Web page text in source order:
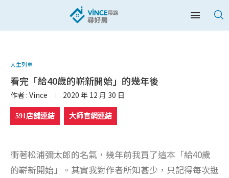
人生列車
看完「給40歲的嶄新開始」的幾年後
作者 : Vince 2020 年 12 月 30 日
591店舖連結 大師官網連結
衝著松浦彌太郎的名氣，幾年前我買了這本「給40歲
的嶄新開始」。其實我對作者所知甚少，只記得每次逛